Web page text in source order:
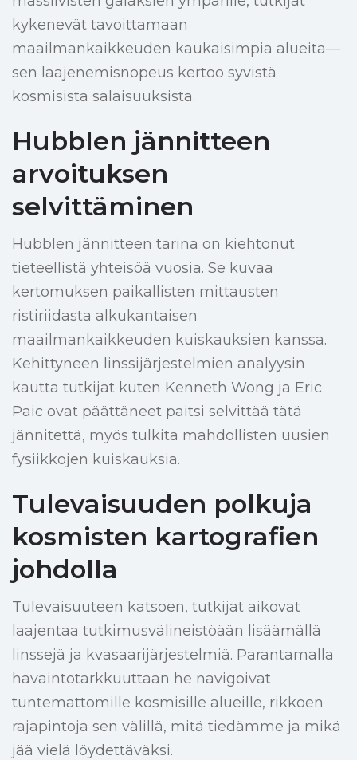
kykenevät tavoittamaan
maailmankaikkeuden kaukaisimpia alueita—
sen laajenemisnopeus kertoo syvistä
kosmisista salaisuuksista.
Hubblen jännitteen
arvoituksen
selvittäminen
Hubblen jännitteen tarina on kiehtonut
tieteellistä yhteisöä vuosia. Se kuvaa
kertomuksen paikallisten mittausten
ristiriidasta alkukantaisen
maailmankaikkeuden kuiskauksien kanssa.
Kehittyneen linssijärjestelmien analyysin
kautta tutkijat kuten Kenneth Wong ja Eric
Paic ovat päättäneet paitsi selvittää tätä
jännitettä, myös tulkita mahdollisten uusien
fysiikkojen kuiskauksia.
Tulevaisuuden polkuja
kosmisten kartografien
johdolla
Tulevaisuuteen katsoen, tutkijat aikovat
laajentaa tutkimusvälineistöään lisäämällä
linssejä ja kvasaarijärjestelmiä. Parantamalla
havaintotarkkuuttaan he navigoivat
tuntemattomille kosmisille alueille, rikkoen
rajapintoja sen välillä, mitä tiedämme ja mikä
jää vielä löydettäväksi.